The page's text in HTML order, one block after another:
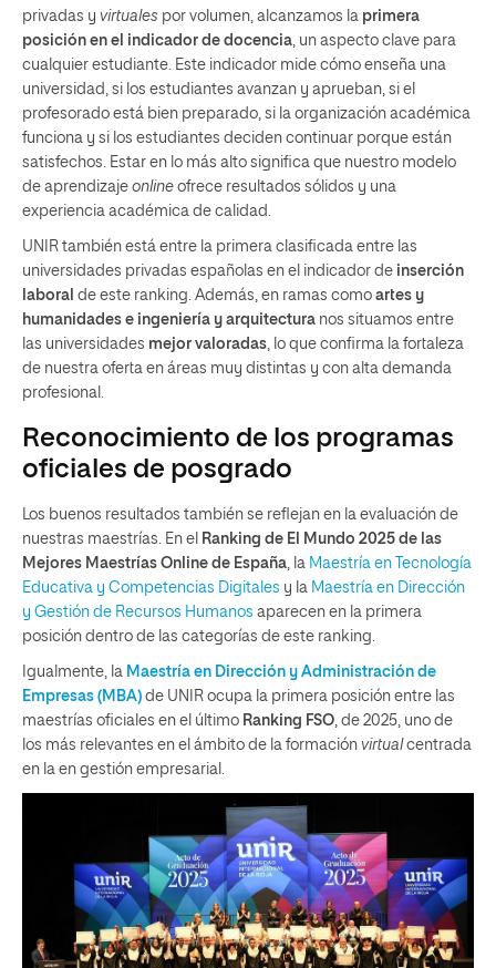
privadas y virtuales por volumen, alcanzamos la primera
posición en el indicador de docencia , un aspecto clave para
cualquier estudiante. Este indicador mide cómo enseña una
universidad, si los estudiantes avanzan y aprueban, si el
profesorado está bien preparado, si la organización académica
funciona y si los estudiantes deciden continuar porque están
satisfechos. Estar en lo más alto significa que nuestro modelo
de aprendizaje online ofrece resultados sólidos y una
experiencia académica de calidad.
UNIR también está entre la primera clasificada entre las
universidades privadas españolas en el indicador de inserción
laboral de este ranking. Además, en ramas como artes y
humanidades e ingeniería y arquitectura nos situamos entre
las universidades mejor valoradas , lo que confirma la fortaleza
de nuestra oferta en áreas muy distintas y con alta demanda
profesional.
Reconocimiento de los programas
oficiales de posgrado
Los buenos resultados también se reflejan en la evaluación de
nuestras maestrías. En el Ranking de El Mundo 2025 de las
Mejores Maestrías Online de España , la Maestría en Tecnología
Educativa y Competencias Digitales y la Maestría en Dirección
y Gestión de Recursos Humanos aparecen en la primera
posición dentro de las categorías de este ranking.
Igualmente, la Maestría en Dirección y Administración de
Empresas (MBA) de UNIR ocupa la primera posición entre las
maestrías oficiales en el último Ranking FSO , de 2025, uno de
los más relevantes en el ámbito de la formación virtualcentrada
en la en gestión empresarial.